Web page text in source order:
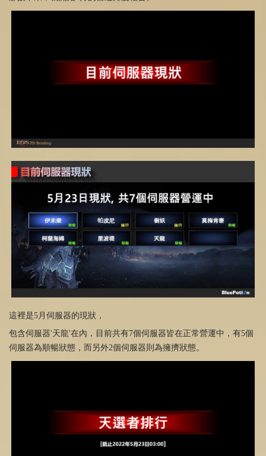
這裡是5月伺服器的現狀，
包含伺服器'天龍'在內，目前共有7個伺服器皆在正常營運中，有5個
伺服器為順暢狀態，而另外2個伺服器則為擁擠狀態。